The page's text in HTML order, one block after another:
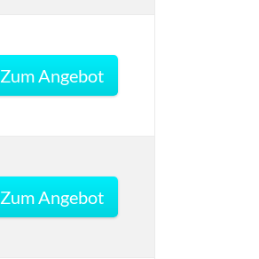
Zum Angebot
Zum Angebot